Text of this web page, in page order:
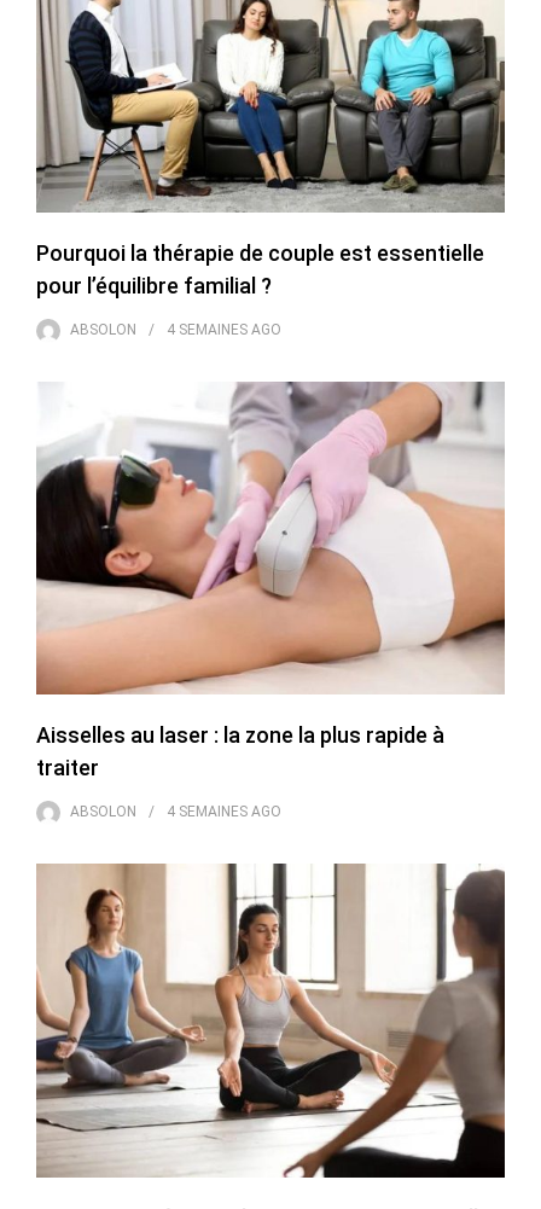
Pourquoi la thérapie de couple est essentielle
pour l’équilibre familial ?
ABSOLON 4 SEMAINES AGO
Aisselles au laser : la zone la plus rapide à
traiter
ABSOLON 4 SEMAINES AGO